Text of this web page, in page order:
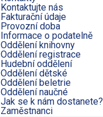
Kontaktujte nás
Fakturační údaje
Provozní doba
Informace o podatelně
Oddělení knihovny
Oddělení registrace
Hudební oddělení
Oddělení dětské
Oddělení beletrie
Oddělení naučné
Jak se k nám dostanete?
Zaměstnanci